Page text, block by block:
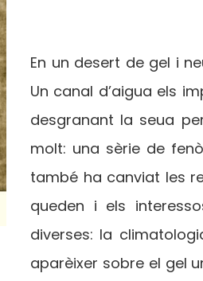
En un desert de gel i
Un canal d’aigua els
desgranant la seua
molt: una sèrie de
també ha canviat les
queden i els
diverses: la
aparèixer sobre el gel